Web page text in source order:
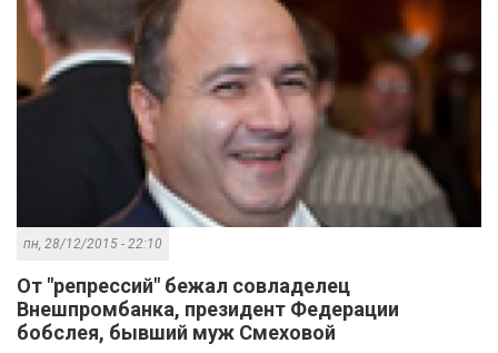
пн, 28/12/2015 - 22:10
От "репрессий" бежал совладелец
Внешпромбанка, президент Федерации
бобслея, бывший муж Смеховой